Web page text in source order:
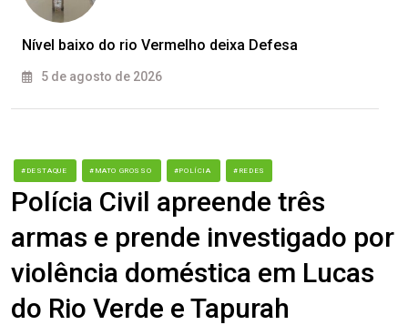
Nível baixo do rio Vermelho deixa Defesa
5 de agosto de 2026
#DESTAQUE #MATO GROSSO #POLÍCIA #REDES
Polícia Civil apreende três
armas e prende investigado por
violência doméstica em Lucas
do Rio Verde e Tapurah